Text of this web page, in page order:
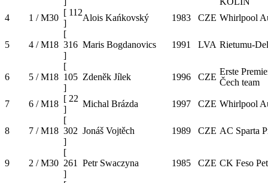
4
1 / M30
[ 112
]
Alois Kańkovský 1983 CZE Whirlpool
5 4 / M18
[
316
]
Maris Bogdanovics 1991 LVA Rietumu-
6 5 / M18
[
105
]
Zdeněk Jílek 1996 CZE
Erste
Čech team
7 6 / M18
[ 22
]
Michal Brázda 1997 CZE Whirlpool
8 7 / M18
[
302
]
Jonáš Vojtěch 1989 CZE AC Sparta
9 2 / M30
[
261
]
Petr Swaczyna 1985 CZE CK Feso